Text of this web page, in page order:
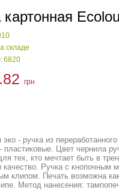
картонная
складе
6820
грн
эко - ручка из
пластиковые. Цвет чернила
тех, кто мечтает быть в
качество. Ручка с кнопочным
клипом. Печать возможна
Метод нанесения: